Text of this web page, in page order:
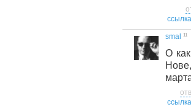
ссылка
smal 11
О
ссылка